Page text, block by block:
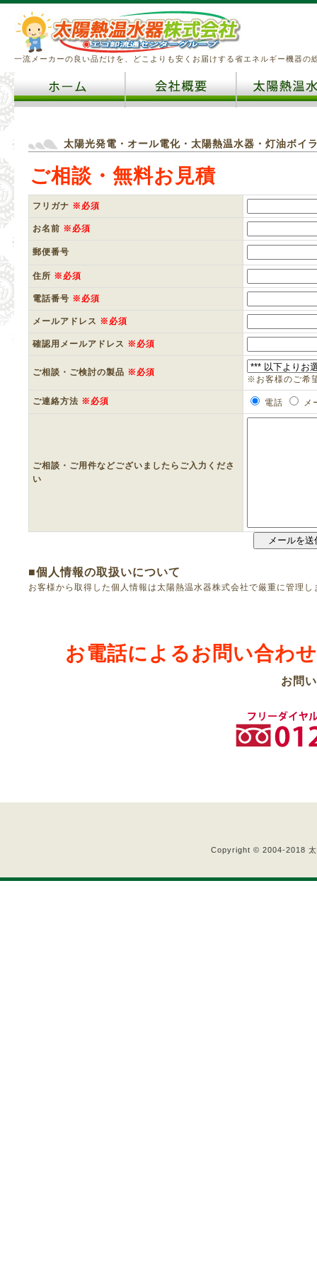
一流メーカーの良い品だけを、どこよりも安くお届けする省エネルギー機器の
太陽光発電・オール電化・太陽熱温水器・灯油ボイ
ご相談・無料お見積
フリガナ ※必須
お名前 ※必須
郵便番号
住所 ※必須
電話番号 ※必須
メールアドレス ※必須
確認用メールアドレス ※必須
ご相談・ご検討の製品 ※必須
※お客様のご希
ご連絡方法 ※必須 電話 メ
ご相談・ご用件などございましたらご入力くださ
い
■個人情報の取扱いについて
お客様から取得した個人情報は太陽熱温水器株式会社で厳重に管理し
お電話によるお問い合わ
お問
Copyright © 2004-2018